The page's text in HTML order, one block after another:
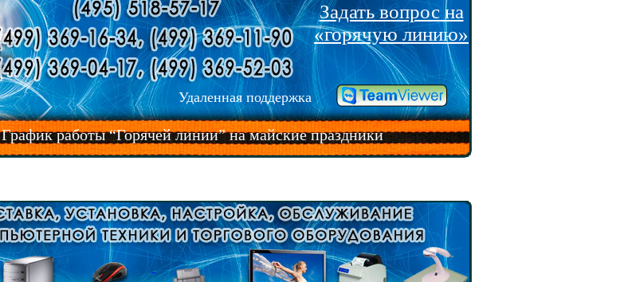
Задать вопрос на
«горячую линию»
Удаленная поддержка
График работы “Горячей линии” на майские праздники